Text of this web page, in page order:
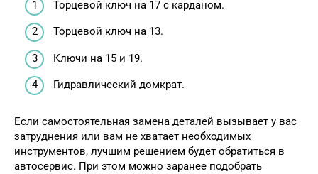
Торцевой ключ на 17 с карданом.
Торцевой ключ на 13.
Ключи на 15 и 19.
Гидравлический домкрат.
Если самостоятельная замена деталей вызывает у вас
затруднения или вам не хватает необходимых
инструментов, лучшим решением будет обратиться в
автосервис. При этом можно заранее подобрать